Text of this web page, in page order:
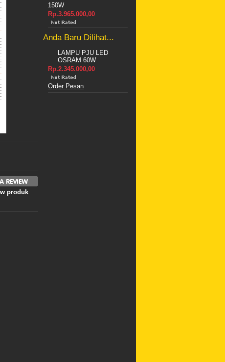
produk
150W
Rp.3.965.000,00
Anda Baru Dilihat...
LAMPU PJU LED
OSRAM 60W
Rp.2.345.000,00
Order Pesan